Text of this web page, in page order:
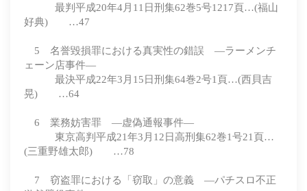
最判平成20年4月11日刑集62巻5号1217頁…(福山
好典) …47
5 名誉毀損罪における真実性の錯誤 ―ラーメンチ
ェーン店事件―
最決平成22年3月15日刑集64巻2号1頁…(西貝吉
晃) …64
6 業務妨害罪 ―虚偽通報事件―
東京高判平成21年3月12日高刑集62巻1号21頁…
(三重野雄太郎) …78
7 窃盗罪における「窃取」の意義 ―パチスロ不正